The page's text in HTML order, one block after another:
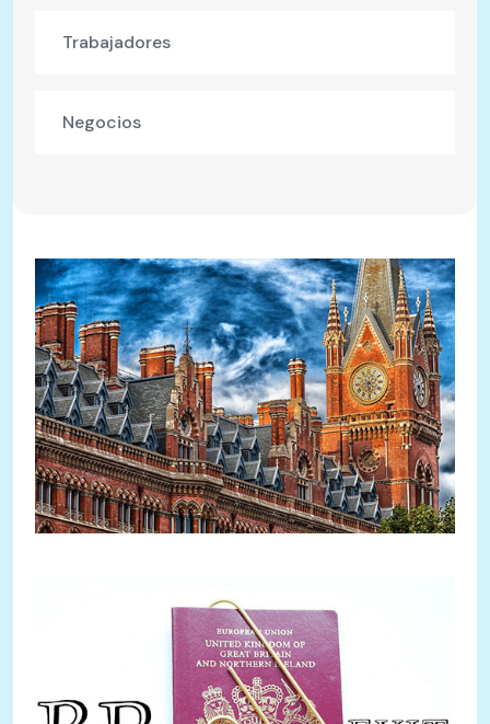
Trabajadores
Negocios